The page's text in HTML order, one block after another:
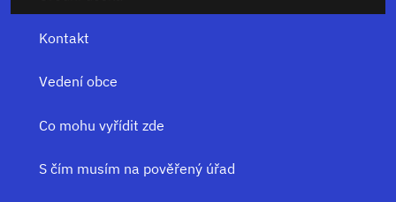
Kontakt
Vedení obce
Co mohu vyřídit zde
S čím musím na pověřený úřad